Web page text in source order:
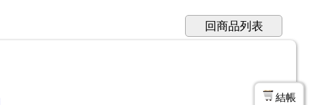
回商品列表
結帳